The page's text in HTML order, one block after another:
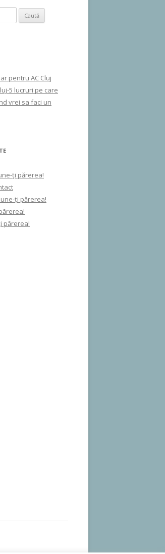
pentru AC Cluj
5 lucruri pe care
vrei sa faci un
ţi părerea!
ţi părerea!
părerea!